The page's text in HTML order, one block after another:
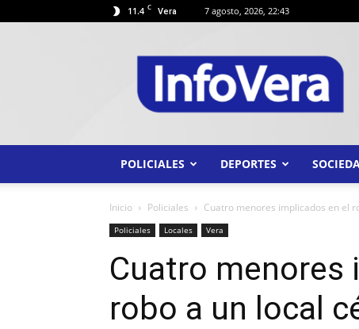
11.4 C Vera 7 agosto, 2026, 22:43
INFO
VERA
POLICIALES DEPORTES
Inicio Policiales Cuatro menores implicados en el
Policiales Locales Vera
Cuatro menores
robo a un local